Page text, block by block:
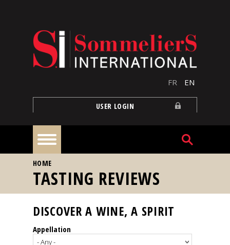
FR EN
USER LOGIN
Home
Our
events
YOU ARE HERE
HOME
TASTING REVIEWS
DISCOVER A WINE, A SPIRIT
Appellation